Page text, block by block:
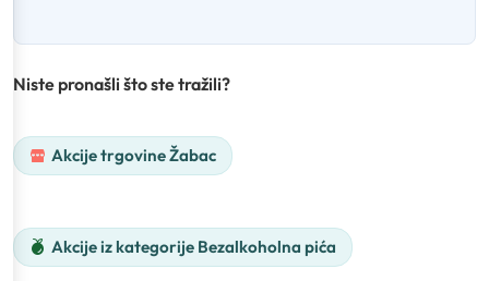
Niste pronašli što ste tražili?
Akcije trgovine Žabac
Akcije iz kategorije Bezalkoholna pića